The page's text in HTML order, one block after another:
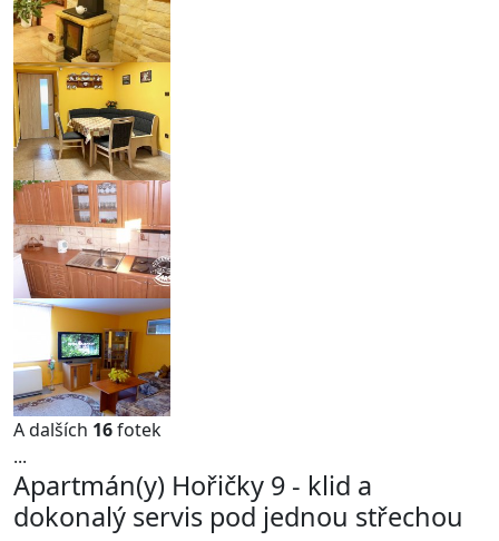
A dalších 16fotek
...
Apartmán(y) Hořičky 9 - klid a
dokonalý servis pod jednou střechou